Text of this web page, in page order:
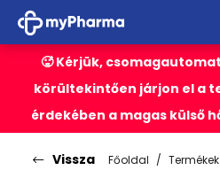
🥵 Kérjük,
körültekintően járjon el a
érdekében a magas külső
Vissza Főoldal Termékek